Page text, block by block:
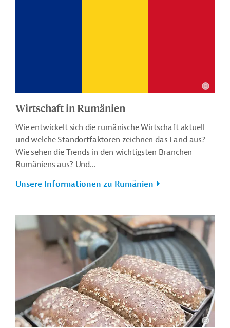
Wirtschaft in Rumänien
Wie entwickelt sich die rumänische Wirtschaft aktuell
und welche Standortfaktoren zeichnen das Land aus?
Wie sehen die Trends in den wichtigsten Branchen
Rumäniens aus? Und...
Unsere Informationen zu Rumänien